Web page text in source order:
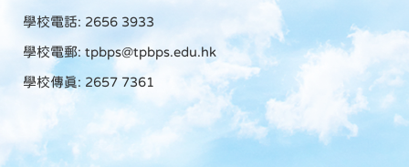
學校電話: 2656 3933
學校電郵: tpbps@tpbps.edu.hk
學校傳真: 2657 7361